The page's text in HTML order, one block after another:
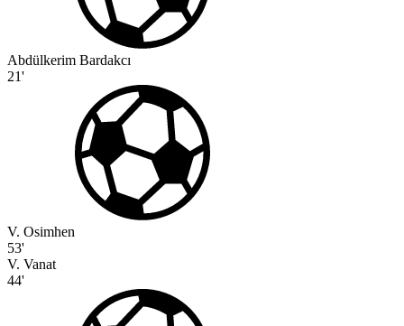
Abdülkerim Bardakcı
21'
V. Osimhen
53'
V. Vanat
44'